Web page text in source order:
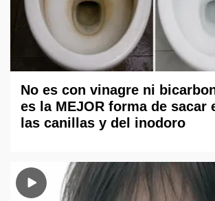
No es con vinagre ni
es la MEJOR forma de sacar
las canillas y del inodoro